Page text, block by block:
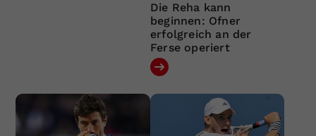
Die Reha kann
beginnen: Ofner
erfolgreich an der
Ferse operiert